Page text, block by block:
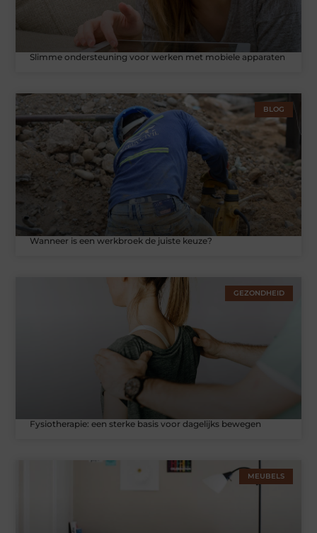
Slimme ondersteuning voor werken met mobiele apparaten
BLOG
Wanneer is een werkbroek de juiste keuze?
GEZONDHEID
Fysiotherapie: een sterke basis voor dagelijks bewegen
MEUBELS